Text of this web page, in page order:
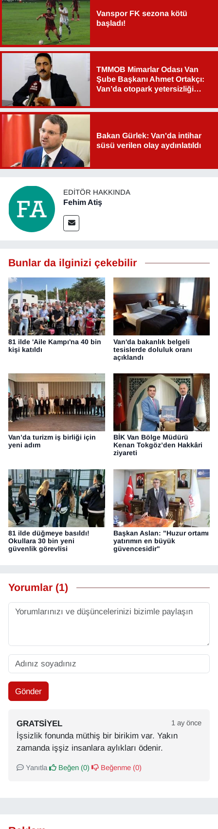
Vanspor FK sezona kötü
başladı!
TMMOB Mimarlar Odası Van
Şube Başkanı Ahmet Ortakçı:
Van’da otopark yetersizliği
Bakan Gürlek: Van'da intihar
süsü verilen olay aydınlatıldı
EDITÖR HAKKINDA
Fehim Atiş
Bunlar da ilginizi çekebilir
81 ilde 'Aile Kampı'na 40 bin
kişi katıldı
Van'da bakanlık belgeli
tesislerde doluluk oranı
açıklandı
Van’da turizm iş birliği için
yeni adım
BİK Van Bölge Müdürü
Kenan Tokgöz’den Hakkâri
ziyareti
81 ilde düğmeye basıldı!
Okullara 30 bin yeni
güvenlik görevlisi
Başkan Aslan: "Huzur ortamı
yatırımın en büyük
güvencesidir"
Yorumlar (1)
Gönder
GRATSIYEL 1 ay önce
İşsizlik fonunda müthiş bir birikim var. Yakın
zamanda işşiz insanlara aylıkları ödenir.
Yanıtla Beğen (0) Beğenme (0)